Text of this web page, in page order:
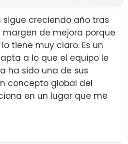
sigue creciendo año tras
de mejora porque
tiene muy claro. Es un
a lo que el equipo le
ha sido una de sus
concepto global del
en un lugar que me